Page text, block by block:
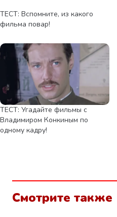
ТЕСТ: Вспомните, из какого
фильма повар!
ТЕСТ: Угадайте фильмы с
Владимиром Конкиным по
одному кадру!
Смотрите также